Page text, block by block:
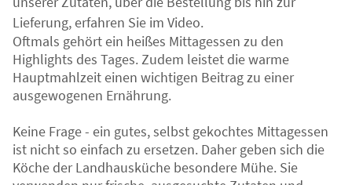
Lieferung, erfahren Sie im Video.
Oftmals gehört ein heißes Mittagessen zu den
Highlights des Tages. Zudem leistet die warme
Hauptmahlzeit einen wichtigen Beitrag zu einer
ausgewogenen Ernährung.
Keine Frage - ein gutes, selbst gekochtes Mittagessen
ist nicht so einfach zu ersetzen. Daher geben sich die
Köche der Landhausküche besondere Mühe. Sie